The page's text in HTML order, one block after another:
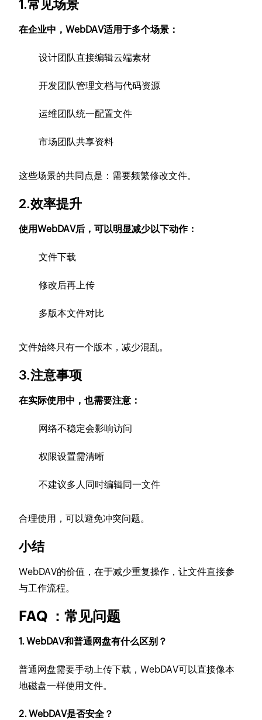
1.常见场景
在企业中，WebDAV适用于多个场景：
设计团队直接编辑云端素材
开发团队管理文档与代码资源
运维团队统一配置文件
市场团队共享资料
这些场景的共同点是：需要频繁修改文件。
2.效率提升
使用WebDAV后，可以明显减少以下动作：
文件下载
修改后再上传
多版本文件对比
文件始终只有一个版本，减少混乱。
3.注意事项
在实际使用中，也需要注意：
网络不稳定会影响访问
权限设置需清晰
不建议多人同时编辑同一文件
合理使用，可以避免冲突问题。
小结
WebDAV的价值，在于减少重复操作，让文件直接参
与工作流程。
FAQ ：常见问题
1. WebDAV和普通网盘有什么区别？
普通网盘需要手动上传下载，WebDAV可以直接像本
地磁盘一样使用文件。
2. WebDAV是否安全？